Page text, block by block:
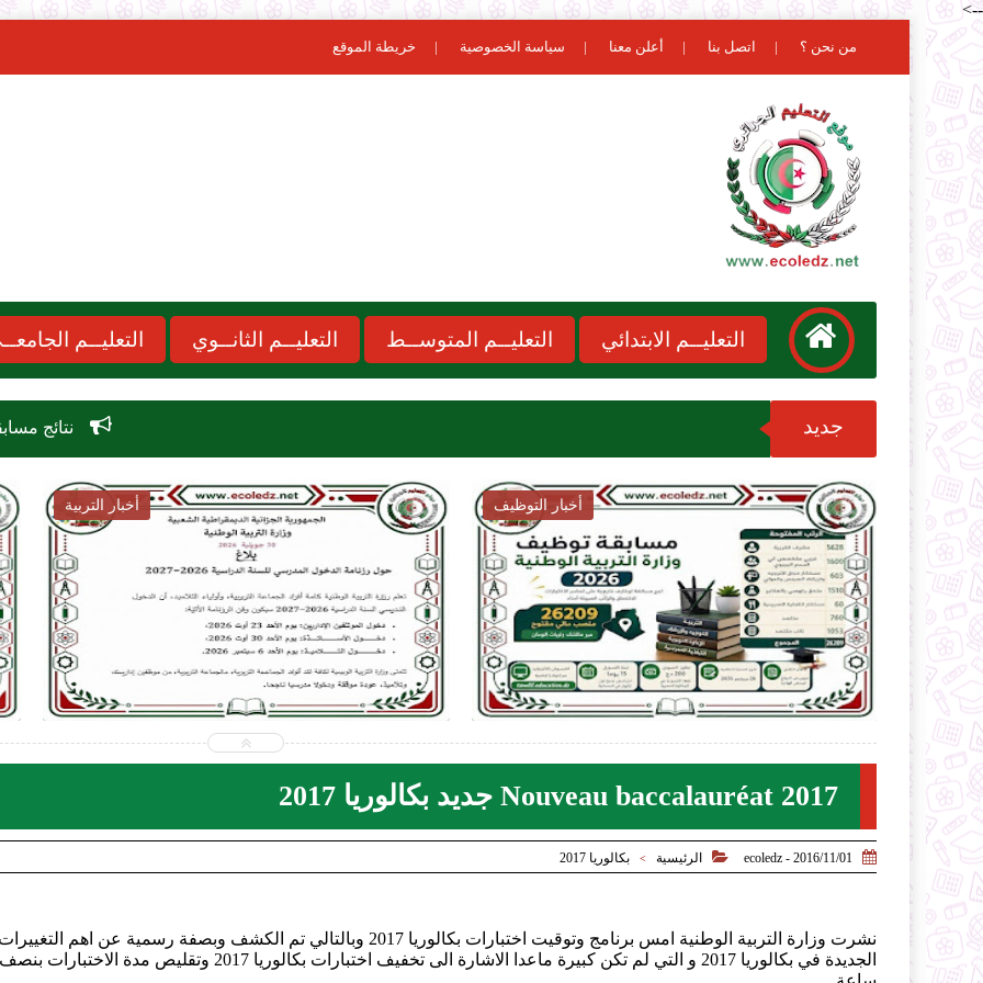
-->
من نحن ؟ اتصل بنا أعلن معنا سياسة الخصوصية خريطة الموقع
التعليــم الابتدائي التعليــم المتوســط التعليــم الثانــوي التعليــم
جديد نتائج مسابقة الاساتذة 2026 concours onec dz
أخبار التوظيف
2026-07-28
ecoledz.net
أخبار التربية
2026-07-28
ecoledz.net
التربية
Nouveau baccalauréat 2017 جديد بكالوريا 2017

2016/11/01 - ecoledz
 الرئيسية > بكالوريا 2017
نشرت وزارة التربية الوطنية امس برنامج وتوقيت اختبارات بكالوريا 2017 وبالتالي تم الكشف وبصفة رسمية عن اهم التغييرات
الجديدة في بكالوريا 2017 و التي لم تكن كبيرة ماعدا الاشارة الى تخفيف اختبارات بكالوريا 2017 وتقليص مدة الاختبارات بنصف